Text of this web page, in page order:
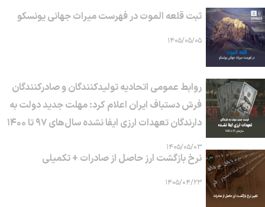
ثبت قلعه الموت در فهرست میراث جهانی یونسکو
۱۴۰۵/۰۵/۰۵
روابط عمومی اتحادیه تولیدکنندگان و صادرکنندگان
فرش دستباف ایران اعلام کرد: مهلت جدید دولت به
دارندگان تعهدات ارزی ایفا نشده سال‌های ۹۷ تا ۱۴۰۰
۱۴۰۵/۰۵/۰۳
نرخ بازگشت ارز حاصل از صادرات + تکمیلی
۱۴۰۵/۰۴/۲۳